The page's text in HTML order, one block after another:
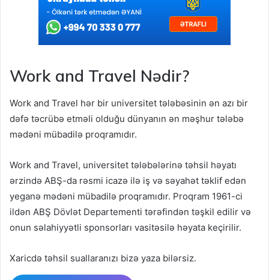
Work and Travel Nədir?
Work and Travel hər bir universitet tələbəsinin ən azı bir
dəfə təcrübə etməli olduğu dünyanın ən məşhur tələbə
mədəni mübadilə proqramıdır.
Work and Travel, universitet tələbələrinə təhsil həyatı
ərzində ABŞ-da rəsmi icazə ilə iş və səyahət təklif edən
yeganə mədəni mübadilə proqramıdır. Proqram 1961-ci
ildən ABŞ Dövlət Departementi tərəfindən təşkil edilir və
onun səlahiyyətli sponsorları vasitəsilə həyata keçirilir.
Xaricdə təhsil suallaranızı bizə yaza bilərsiz.